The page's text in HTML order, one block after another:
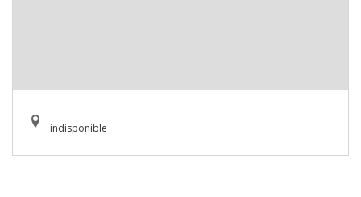
indisponible